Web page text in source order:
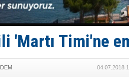
Makine
Dron
'REGAL 1'
Yakıt
'Martı Timi'ne
04.07.2018